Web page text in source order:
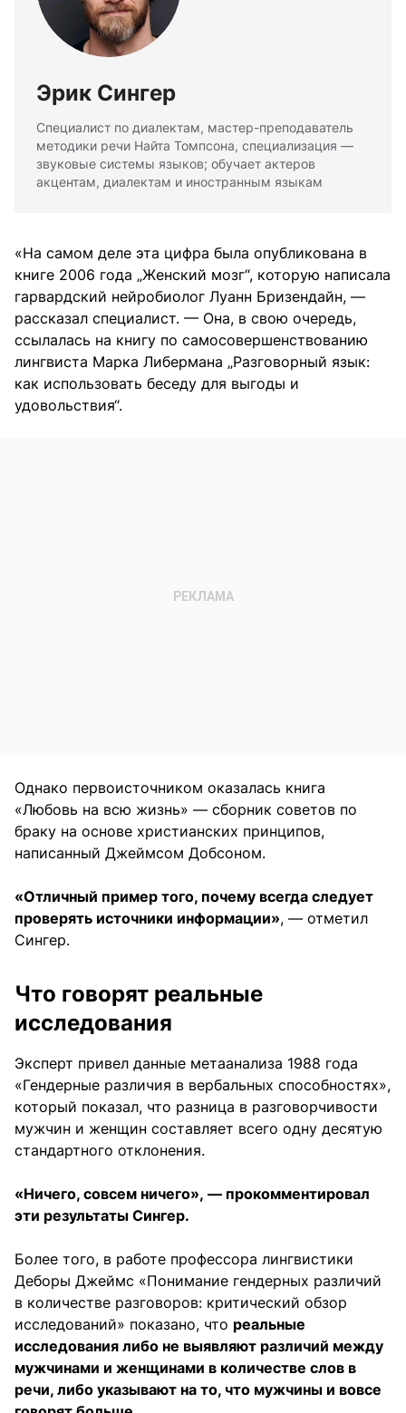
Эрик Сингер
Специалист по диалектам, мастер-преподаватель
методики речи Найта Томпсона, специализация —
звуковые системы языков; обучает актеров
акцентам, диалектам и иностранным языкам
«На самом деле эта цифра была опубликована в
книге 2006 года „Женский мозг“, которую написала
гарвардский нейробиолог Луанн Бризендайн, —
рассказал специалист. — Она, в свою очередь,
ссылалась на книгу по самосовершенствованию
лингвиста Марка Либермана „Разговорный язык:
как использовать беседу для выгоды и
удовольствия“.
Однако первоисточником оказалась книга
«Любовь на всю жизнь» — сборник советов по
браку на основе христианских принципов,
написанный Джеймсом Добсоном.
«Отличный пример того, почему всегда следует
проверять источники информации», — отметил
Сингер.
Что говорят реальные
исследования
Эксперт привел данные метаанализа 1988 года
«Гендерные различия в вербальных способностях»,
который показал, что разница в разговорчивости
мужчин и женщин составляет всего одну десятую
стандартного отклонения.
«Ничего, совсем ничего», — прокомментировал
эти результаты Сингер.
Более того, в работе профессора лингвистики
Деборы Джеймс «Понимание гендерных различий
в количестве разговоров: критический обзор
исследований» показано, что реальные
исследования либо не выявляют различий между
мужчинами и женщинами в количестве слов в
речи, либо указывают на то, что мужчины и вовсе